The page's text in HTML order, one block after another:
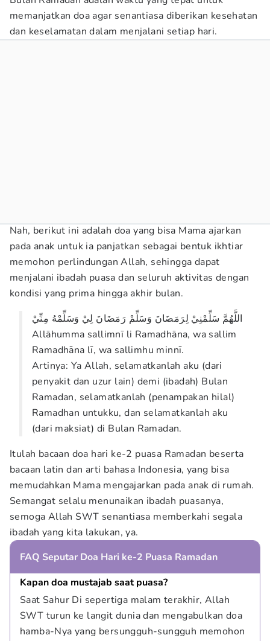
memanjatkan doa agar senantiasa diberikan kesehatan
dan keselamatan dalam menjalani setiap hari.
Nah, berikut ini adalah doa yang bisa Mama ajarkan
pada anak untuk ia panjatkan sebagai bentuk ikhtiar
memohon perlindungan Allah, sehingga dapat
menjalani ibadah puasa dan seluruh aktivitas dengan
kondisi yang prima hingga akhir bulan.
اللَّهُمَّ سَلِّمْنِيْ لِرَمَضَانَ وَسَلِّمْ رَمَضَانَ لِيْ وَسَلِّمْهُ مِنِّيْ
Allāhumma sallimnī li Ramadhāna, wa sallim
Ramadhāna lī, wa sallimhu minnī.
Artinya: Ya Allah, selamatkanlah aku (dari
penyakit dan uzur lain) demi (ibadah) Bulan
Ramadan, selamatkanlah (penampakan hilal)
Ramadhan untukku, dan selamatkanlah aku
(dari maksiat) di Bulan Ramadan.
Itulah bacaan doa hari ke-2 puasa Ramadan beserta
bacaan latin dan arti bahasa Indonesia, yang bisa
memudahkan Mama mengajarkan pada anak di rumah.
Semangat selalu menunaikan ibadah puasanya,
semoga Allah SWT senantiasa memberkahi segala
ibadah yang kita lakukan, ya.
FAQ Seputar Doa Hari ke-2 Puasa Ramadan
Kapan doa mustajab saat puasa?
Saat Sahur Di sepertiga malam terakhir, Allah
SWT turun ke langit dunia dan mengabulkan doa
hamba-Nya yang bersungguh-sungguh memohon